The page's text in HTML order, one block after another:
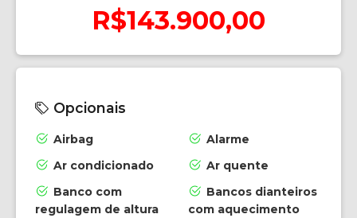
R$143.900,00
Opcionais
Airbag
Alarme
Ar condicionado
Ar quente
Banco com
regulagem de altura
Bancos dianteiros
com aquecimento